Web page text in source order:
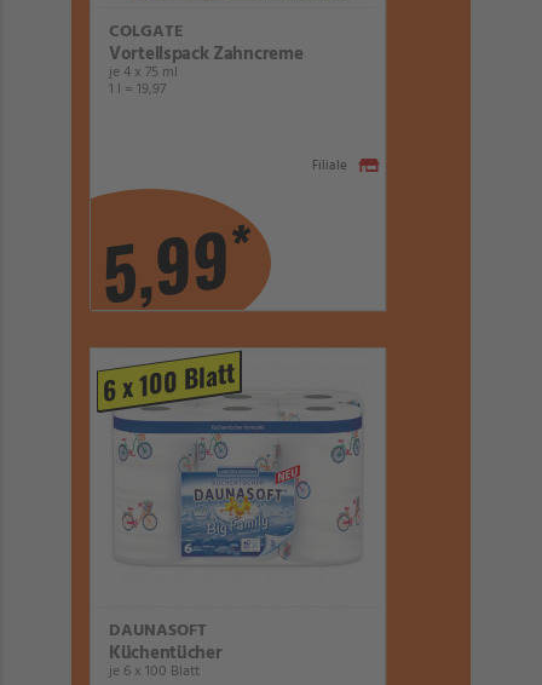
COLGATE
Vorteilspack Zahncreme
je 4 x 75 ml
1 l = 19,97
5,99*
Filiale
6 x 100 Blatt
DAUNASOFT
Küchentücher
je 6 x 100 Blatt